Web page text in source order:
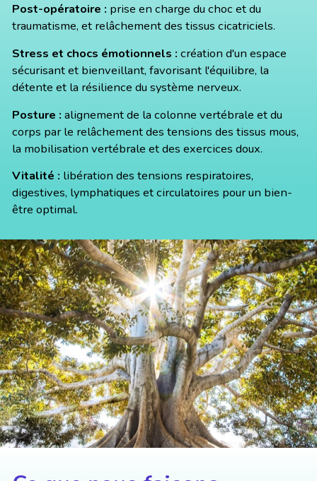
Post-opératoire : prise en charge du choc et du
traumatisme, et relâchement des tissus cicatriciels.
Stress et chocs émotionnels : création d'un espace
sécurisant et bienveillant, favorisant l'équilibre, la
détente et la résilience du système nerveux.
Posture : alignement de la colonne vertébrale et du
corps par le relâchement des tensions des tissus mous,
la mobilisation vertébrale et des exercices doux.
Vitalité : libération des tensions respiratoires,
digestives, lymphatiques et circulatoires pour un bien-
être optimal.